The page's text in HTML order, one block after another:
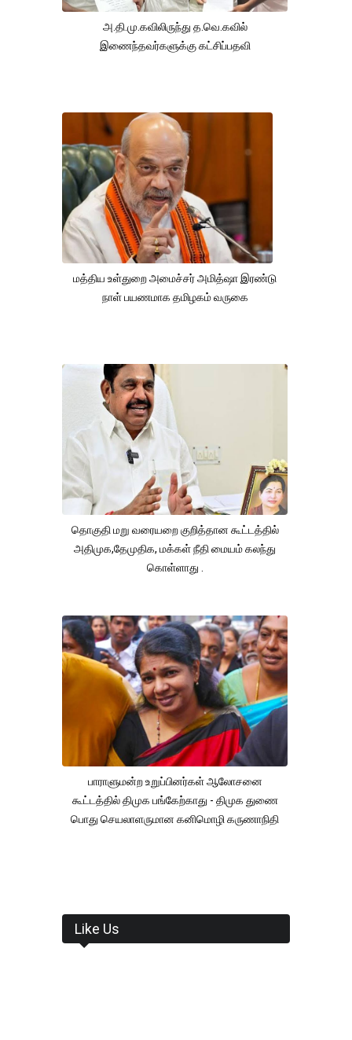
அ.தி.மு.கவிலிருந்து த.வெ.கவில்
இணைந்தவர்களுக்கு கட்சிப்பதவி
மத்திய உள்துறை அமைச்சர் அமித்ஷா இரண்டு
நாள் பயணமாக தமிழகம் வருகை
தொகுதி மறு வரையறை குறித்தான கூட்டத்தில்
அதிமுக,தேமுதிக, மக்கள் நீதி மையம் கலந்து
கொள்ளாது .
பாராளுமன்ற உறுப்பினர்கள் ஆலோசனை
கூட்டத்தில் திமுக பங்கேற்காது - திமுக துணை
பொது செயலாளருமான கனிமொழி கருணாநிதி
Like Us